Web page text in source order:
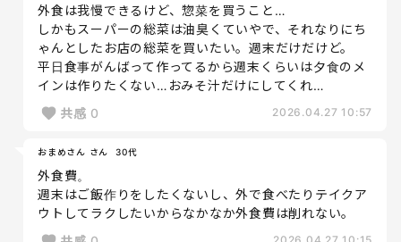
外食は我慢できるけど、惣菜を買うこと…
しかもスーパーの総菜は油臭くていやで、それなりにち
ゃんとしたお店の総菜を買いたい。週末だけだけど。
平日食事がんばって作ってるから週末くらいは夕食のメ
インは作りたくない…おみそ汁だけにしてくれ…
共感 0 2026.04.27 10:57
おまめさん さん 30代
外食費。
週末はご飯作りをしたくないし、外で食べたりテイクア
ウトしてラクしたいからなかなか外食費は削れない。